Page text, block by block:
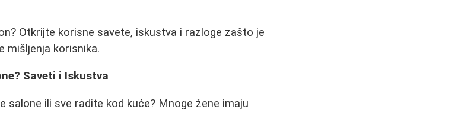
Otkrijte korisne savete, iskustva i razloge zašto je
mišljenja korisnika.
Saveti i Iskustva
salone ili sve radite kod kuće? Mnoge žene imaju